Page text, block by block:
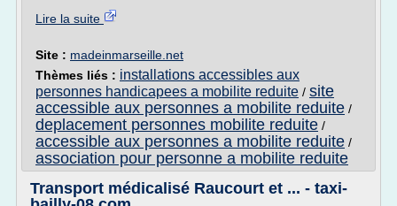
Lire la suite
Site : madeinmarseille.net
Thèmes liés : installations accessibles aux
personnes handicapees a mobilite reduite / site
accessible aux personnes a mobilite reduite /
deplacement personnes mobilite reduite /
accessible aux personnes a mobilite reduite /
association pour personne a mobilite reduite
Transport médicalisé Raucourt et ... - taxi-